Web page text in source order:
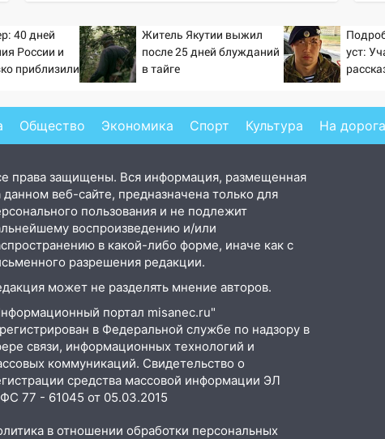
40 дней
России и
приблизили
Житель Якутии выжил
после 25 дней блужданий
в тайге
уст:
Общество Экономика Спорт Культура На
права защищены. Вся информация, размещенная
данном веб-сайте, предназначена только для
пользования и не подлежит
воспроизведению и/или
в какой-либо форме, иначе как с
разрешения редакции.
может не разделять мнение авторов.
портал misanec.ru"
в Федеральной службе по надзору в
связи, информационных технологий и
коммуникаций. Свидетельство о
средства массовой информации ЭЛ
77 - 61045 от 05.03.2015
в отношении обработки персональных